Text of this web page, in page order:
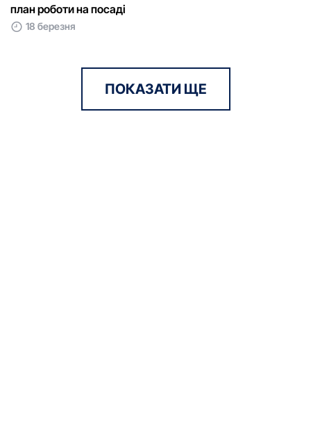
план роботи на посаді
18 березня
ПОКАЗАТИ ЩЕ